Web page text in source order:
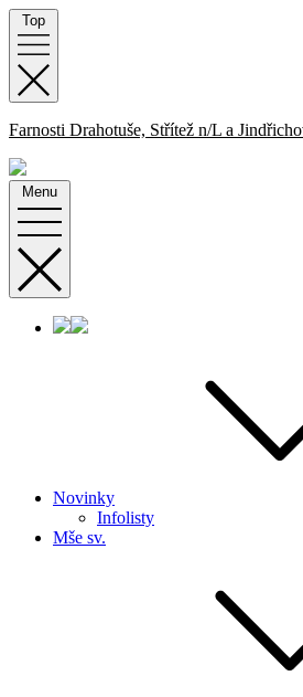
Skip
to
content
Top
Farnosti Drahotuše, Střítež n/L a
Menu
Novinky
Infolisty
Mše sv.